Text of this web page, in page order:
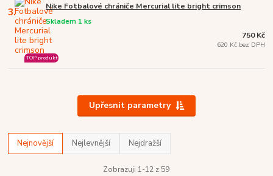
3. Nike Fotbalové chrániče Mercurial lite bright crimson
Skladem 1 ks
TOP produkt
750 Kč
620 Kč bez DPH
Upřesnit parametry
Nejnovější Nejlevnější Nejdražší
Zobrazuji 1-12 z 59